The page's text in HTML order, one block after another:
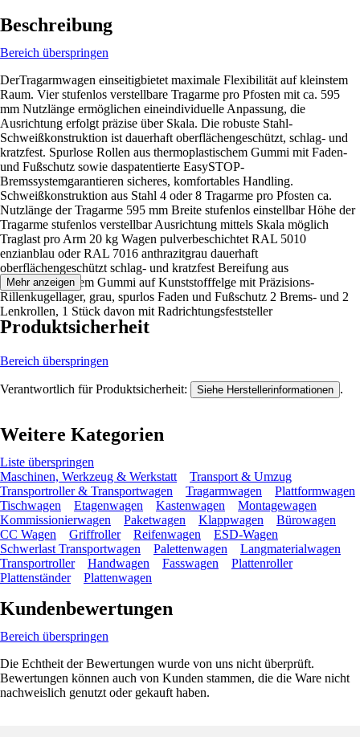
Beschreibung
Bereich überspringen
DerTragarmwagen einseitigbietet maximale Flexibilität auf kleinstem
Raum. Vier stufenlos verstellbare Tragarme pro Pfosten mit ca. 595
mm Nutzlänge ermöglichen eineindividuelle Anpassung, die
Ausrichtung erfolgt präzise über Skala. Die robuste Stahl-
Schweißkonstruktion ist dauerhaft oberflächengeschützt, schlag- und
kratzfest. Spurlose Rollen aus thermoplastischem Gummi mit Faden-
und Fußschutz sowie daspatentierte EasySTOP-
Bremssystemgarantieren sicheres, komfortables Handling.
Schweißkonstruktion aus Stahl 4 oder 8 Tragarme pro Pfosten ca.
Nutzlänge der Tragarme 595 mm Breite stufenlos einstellbar Höhe der
Tragarme stufenlos verstellbar Ausrichtung mittels Skala möglich
Traglast pro Arm 20 kg Wagen pulverbeschichtet RAL 5010
enzianblau oder RAL 7016 anthrazitgrau dauerhaft
oberflächengeschützt schlag- und kratzfest Bereifung aus
thermoplastischem Gummi auf Kunststofffelge mit Präzisions-
Rillenkugellager, grau, spurlos Faden und Fußschutz 2 Brems- und 2
Lenkrollen, 1 Stück davon mit Radrichtungsfeststeller
Mehr anzeigen
Produktsicherheit
Bereich überspringen
Verantwortlich für Produktsicherheit: Siehe Herstellerinformationen .
Weitere Kategorien
Liste überspringen
Maschinen, Werkzeug & Werkstatt
Transport & Umzug
Transportroller & Transportwagen
Tragarmwagen
Plattformwagen
Tischwagen
Etagenwagen Kastenwagen
Montagewagen
Kommissionierwagen
Paketwagen Klappwagen
Bürowagen
CC Wagen
Griffroller Reifenwagen
ESD-Wagen
Schwerlast Transportwagen
Palettenwagen
Langmaterialwagen
Transportroller
Handwagen Fasswagen
Plattenroller
Plattenständer
Plattenwagen
Kundenbewertungen
Bereich überspringen
Die Echtheit der Bewertungen wurde von uns nicht überprüft.
Bewertungen können auch von Kunden stammen, die die Ware nicht
nachweislich genutzt oder gekauft haben.